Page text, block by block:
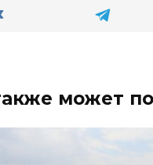
может